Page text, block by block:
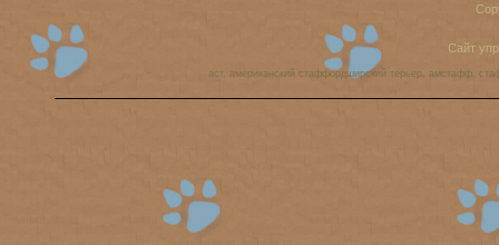
Сайт
аст, американский стаффордширский терьер, амстафф,